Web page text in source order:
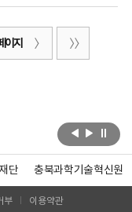
이지
단 충북과학기술혁신원
부 이용약관